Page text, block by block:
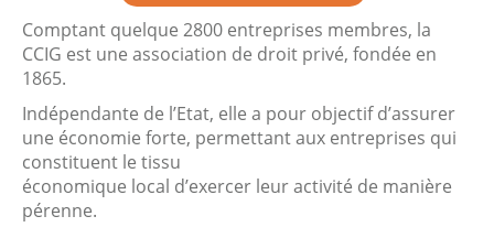
Comptant quelque 2800 entreprises membres, la
CCIG est une association de droit privé, fondée en
1865.
Indépendante de l’Etat, elle a pour objectif d’assurer
une économie forte, permettant aux entreprises qui
constituent le tissu
économique local d’exercer leur activité de manière
pérenne.